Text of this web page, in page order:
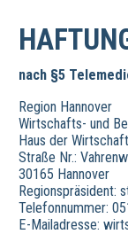
nach §5
Region Hannover
Wirtschafts- und
Haus der
Straße Nr.:
30165 Hannover
Regionspräsident:
Telefonnummer:
E-Mailadresse: